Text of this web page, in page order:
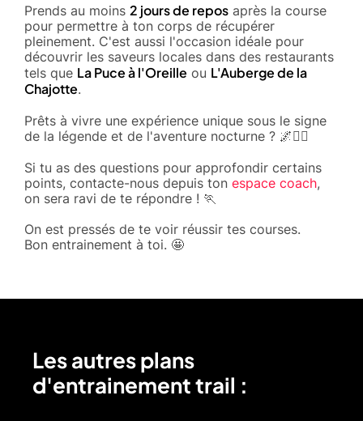
Prends au moins 2 jours de repos après la course
pour permettre à ton corps de récupérer
pleinement. C'est aussi l'occasion idéale pour
découvrir les saveurs locales dans des restaurants
tels que La Puce à l'Oreille ou L'Auberge de la
Chajotte.
Prêts à vivre une expérience unique sous le signe
de la légende et de l'aventure nocturne ? 🌌🏃‍♂️
Si tu as des questions pour approfondir certains
points, contacte-nous depuis ton espace coach,
on sera ravi de te répondre ! 🏃
On est pressés de te voir réussir tes courses.
Bon entrainement à toi. 🤩
Les autres plans
d'entrainement trail :